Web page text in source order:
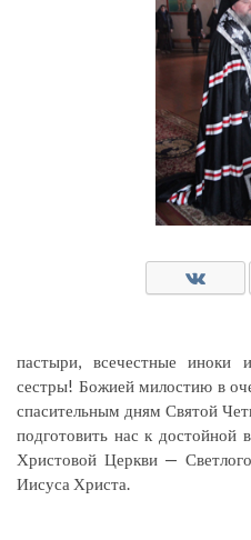
пастыри, всечестные иноки
сестры! Божией милостию в
спасительным дням Святой
подготовить нас к достойной
Христовой Церкви —
Иисуса Христа.